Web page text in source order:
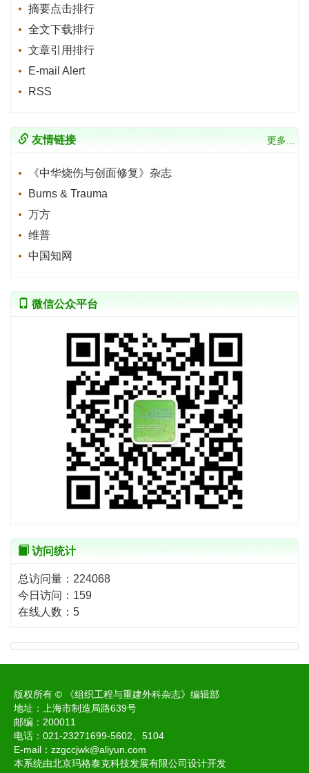
摘要点击排行
全文下载排行
文章引用排行
E-mail Alert
RSS
友情链接 更多...
《中华烧伤与创面修复》杂志
Burns & Trauma
万方
维普
中国知网
微信公众平台
访问统计
总访问量： 224068
今日访问： 159
在线人数： 5
版权所有 © 《组织工程与重建外科杂志》编辑部
地址：上海市制造局路639号
邮编：200011
电话：021-23271699-5602、5104
E-mail： zzgccjwk@aliyun.com
本系统由北京玛格泰克科技发展有限公司设计开发